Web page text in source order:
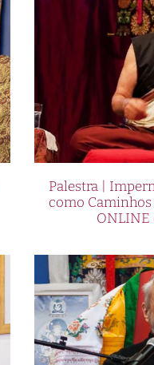
Palestra |
como Caminhos
ONLINE